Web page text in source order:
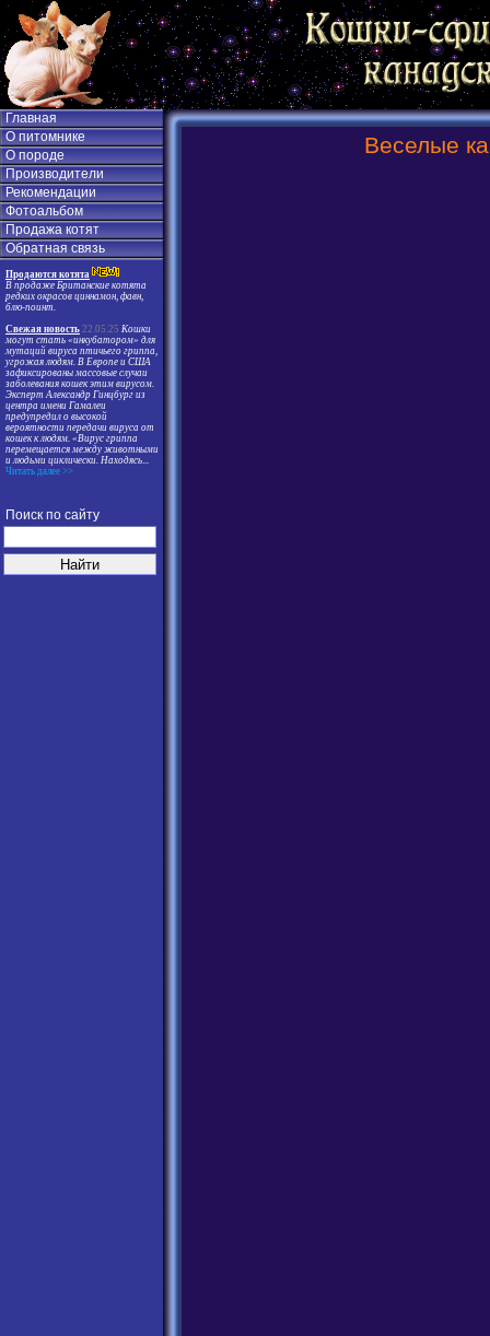
Главная
О питомнике
О породе
Производители
Рекомендации
Фотоальбом
Продажа котят
Обратная связь
Продаются котята
В продаже Британские котята
редких окрасов циннамон, фавн,
блю-поинт.
Свежая новость 22.05.25 Кошки
могут стать «инкубатором» для
мутаций вируса птичьего гриппа,
угрожая людям. В Европе и США
зафиксированы массовые случаи
заболевания кошек этим вирусом.
Эксперт Александр Гинцбург из
центра имени Гамалеи
предупредил о высокой
вероятности передачи вируса от
кошек к людям. «Вирус гриппа
перемещается между животными
и людьми циклически. Находясь...
Читать далее >>
Поиск по сайту
Веселые